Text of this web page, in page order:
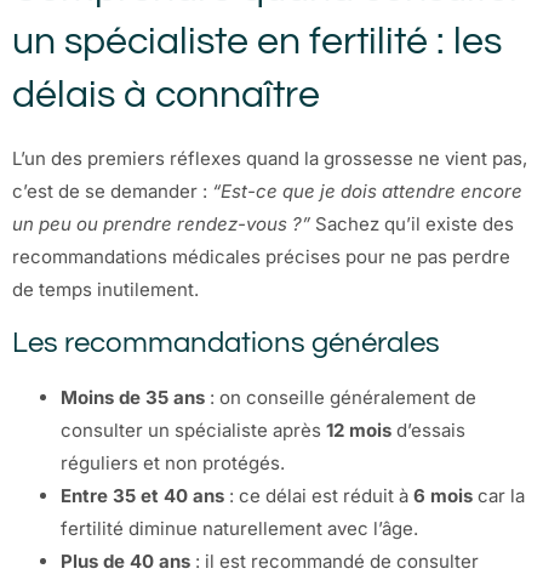
un spécialiste en fertilité : les
délais à connaître
L’un des premiers réflexes quand la grossesse ne vient pas,
c’est de se demander : “Est-ce que je dois attendre encore
un peu ou prendre rendez-vous ?” Sachez qu’il existe des
recommandations médicales précises pour ne pas perdre
de temps inutilement.
Les recommandations générales
Moins de 35 ans : on conseille généralement de
consulter un spécialiste après 12 mois d’essais
réguliers et non protégés.
Entre 35 et 40 ans : ce délai est réduit à 6 mois car la
fertilité diminue naturellement avec l’âge.
Plus de 40 ans : il est recommandé de consulter